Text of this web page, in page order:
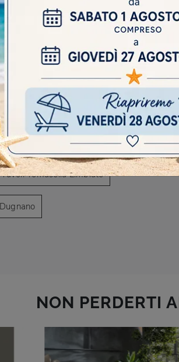
Maderno Tavoli Tomasella Desio
Tavoli Tomasella Limbiate
NON PERDERTI